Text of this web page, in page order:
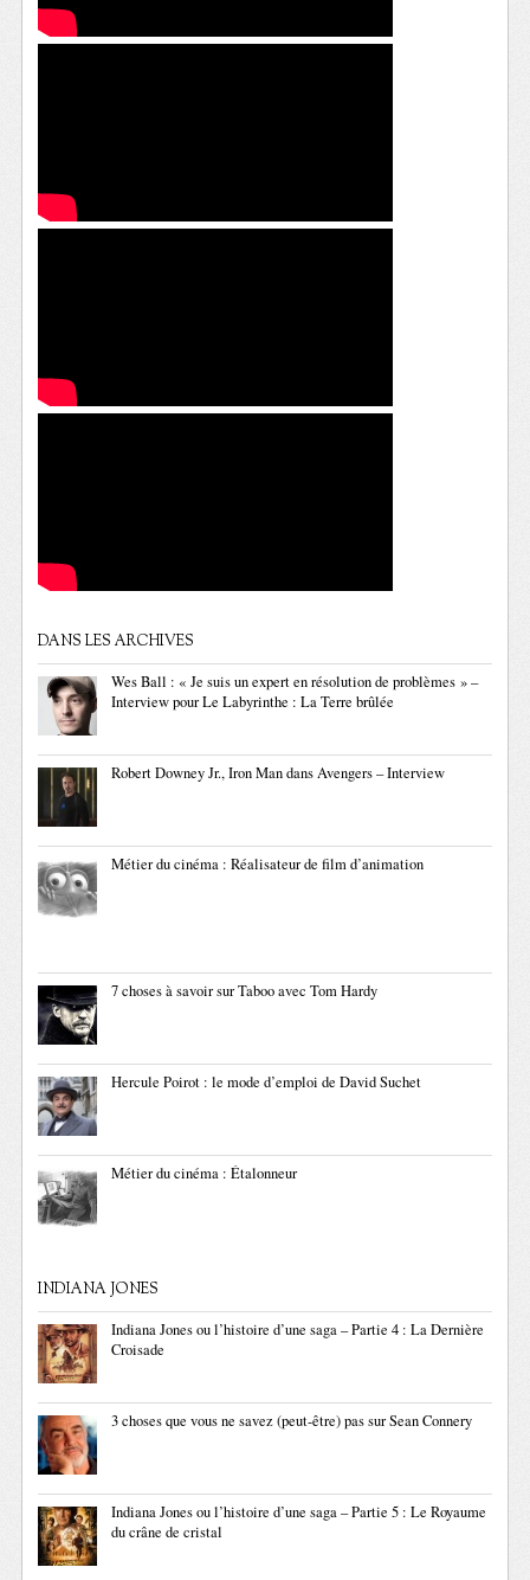
DANS LES ARCHIVES
Wes Ball : « Je suis un expert en résolution de problèmes » –
Interview pour Le Labyrinthe : La Terre brûlée
Robert Downey Jr., Iron Man dans Avengers – Interview
Métier du cinéma : Réalisateur de film d’animation
7 choses à savoir sur Taboo avec Tom Hardy
Hercule Poirot : le mode d’emploi de David Suchet
Métier du cinéma : Étalonneur
INDIANA JONES
Indiana Jones ou l’histoire d’une saga – Partie 4 : La Dernière
Croisade
3 choses que vous ne savez (peut-être) pas sur Sean Connery
Indiana Jones ou l’histoire d’une saga – Partie 5 : Le Royaume
du crâne de cristal